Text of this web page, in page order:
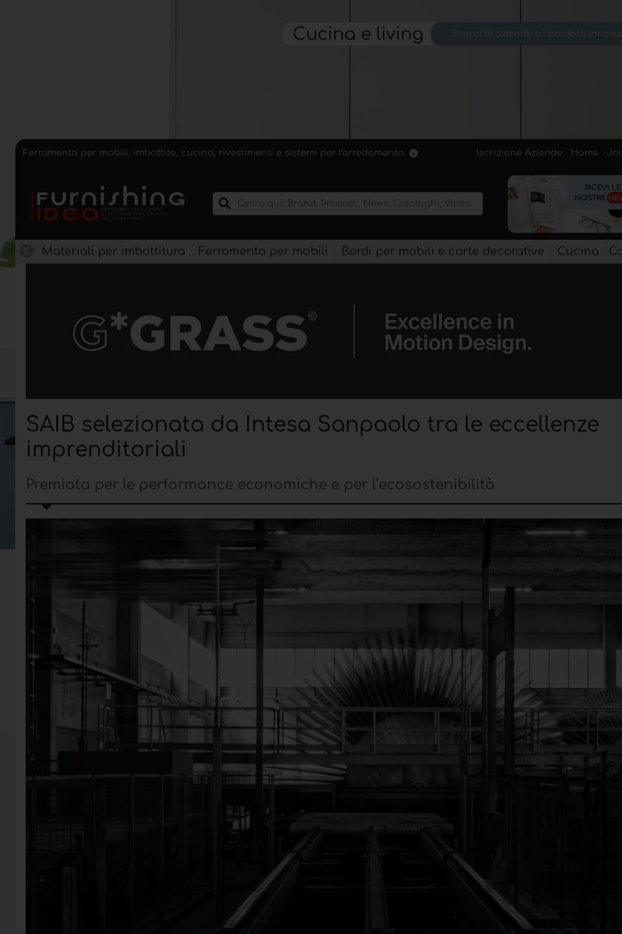
Ferramenta per mobili, imbottito, cucina, rivestimenti e sistemi per l'arredamento. Iscrizione Aziende Home
Materiali per imbottitura Ferramenta per mobili Bordi per mobili e carte decorative Cucina
SAIB selezionata da Intesa Sanpaolo tra le eccellenze
imprenditoriali
Premiata per le performance economiche e per l’ecosostenibilità